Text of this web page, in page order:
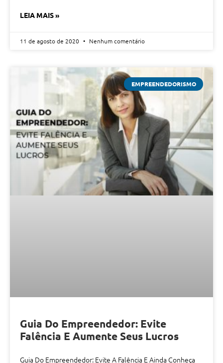
LEIA MAIS »
11 de agosto de 2020 Nenhum comentário
EMPREENDEDORISMO
Guia Do Empreendedor: Evite
Falência E Aumente Seus Lucros
Guia Do Empreendedor: Evite A Falência E Ainda Conheça